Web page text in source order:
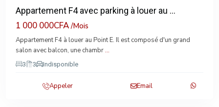
Appartement F4 avec parking à louer au ...
1 000 000CFA/Mois
Appartement F4 à louer au Point E. Il est composé d'un grand
salon avec balcon, une chambr...
3 3 Indisponible
Appeler Email